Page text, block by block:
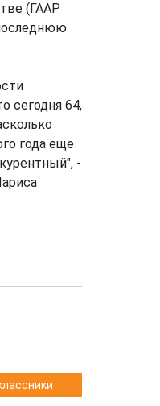
(ГААР
сегодня 64,
года еще
-